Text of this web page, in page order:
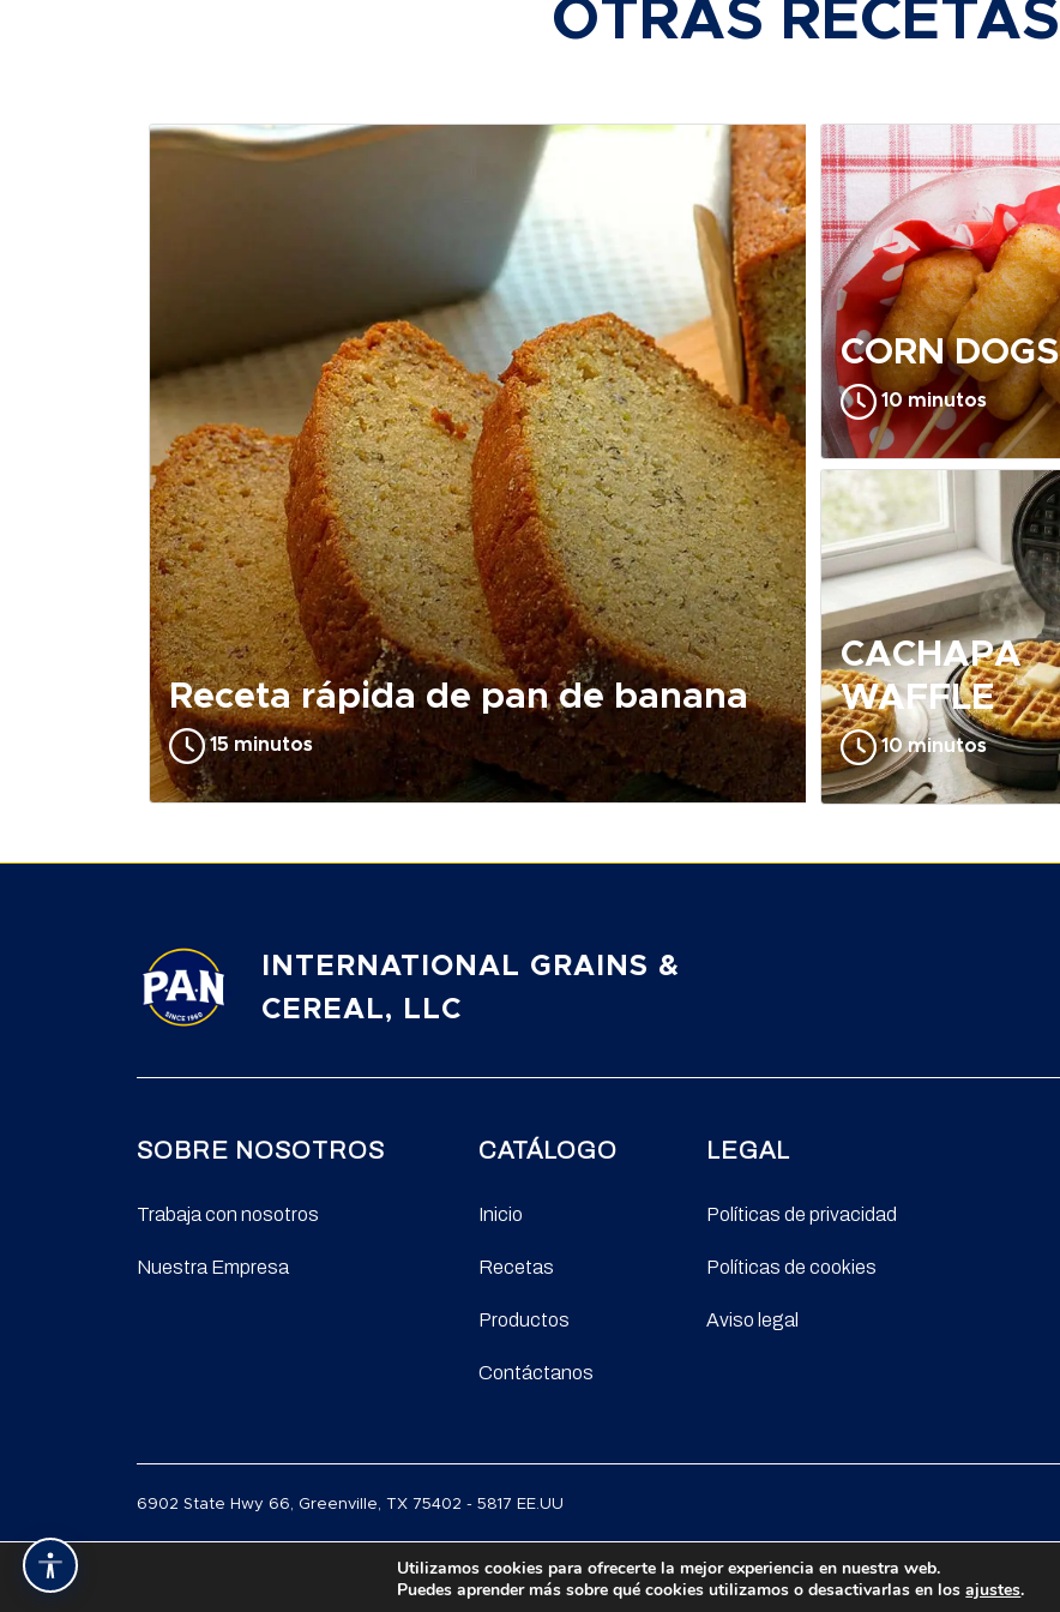
OTRAS RECETAS
Receta rápida de pan de banana
15 minutos
CORN DOGS
10 minutos
CACHAPA
WAFFLE
10 minutos
INTERNATIONAL GRAINS &
CEREAL, LLC
SOBRE NOSOTROS
Trabaja con nosotros
Nuestra Empresa
CATÁLOGO
Inicio
Recetas
Productos
Contáctanos
LEGAL
Políticas de privacidad
Políticas de cookies
Aviso legal
6902 State Hwy 66, Greenville, TX 75402 - 5817 EE.UU
Accesibilidad
Utilizamos cookies para ofrecerte la mejor experiencia en nuestra web.
Puedes aprender más sobre qué cookies utilizamos o desactivarlas en losajustes.